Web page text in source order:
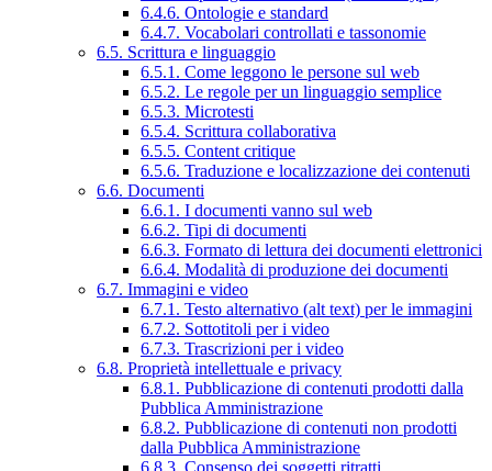
6.4.6. Ontologie e standard
6.4.7. Vocabolari controllati e tassonomie
6.5. Scrittura e linguaggio
6.5.1. Come leggono le persone sul web
6.5.2. Le regole per un linguaggio semplice
6.5.3. Microtesti
6.5.4. Scrittura collaborativa
6.5.5. Content critique
6.5.6. Traduzione e localizzazione dei contenuti
6.6. Documenti
6.6.1. I documenti vanno sul web
6.6.2. Tipi di documenti
6.6.3. Formato di lettura dei documenti elettronici
6.6.4. Modalità di produzione dei documenti
6.7. Immagini e video
6.7.1. Testo alternativo (alt text) per le immagini
6.7.2. Sottotitoli per i video
6.7.3. Trascrizioni per i video
6.8. Proprietà intellettuale e privacy
6.8.1. Pubblicazione di contenuti prodotti dalla
Pubblica Amministrazione
6.8.2. Pubblicazione di contenuti non prodotti
dalla Pubblica Amministrazione
6.8.3. Consenso dei soggetti ritratti